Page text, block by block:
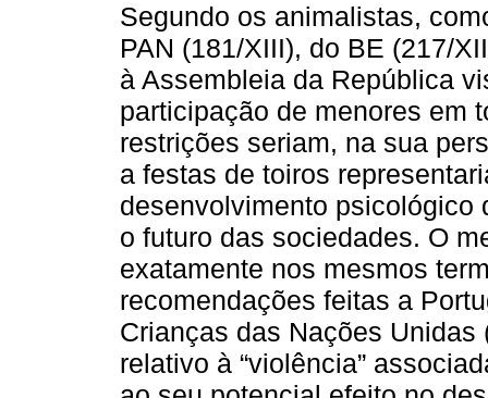
Segundo os animalistas,
PAN (181/XIII), do BE (217/
à Assembleia da República
participação de menores em
restrições seriam, na sua
a festas de toiros
desenvolvimento psicológico
o futuro das sociedades. O
exatamente nos mesmos
recomendações feitas a
Crianças das Nações
relativo à “violência”